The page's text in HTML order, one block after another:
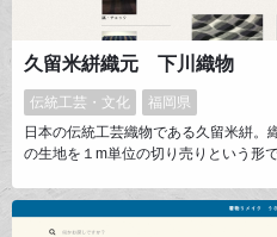
久留米絣織元 下川織物
伝統工芸・文化
福岡県
日本の伝統工芸織物である久留米絣。
の生地を１m単位の切り売りという形
柄、無地、藍染などカテゴリー分けし